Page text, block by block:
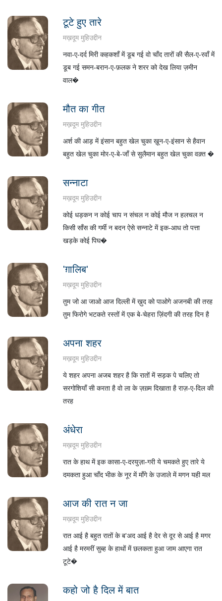
टूटे हुए तारे
मख़दूम मुहिउद्दीन
नवा-ए-दर्द मिरी कहकशाँ में डूब गई वो चाँद तारों की सैल-ए-रवाँ में
डूब गई समन-बरान-ए-फ़लक ने शरर को देख लिया ज़मीन
वाल�
मौत का गीत
मख़दूम मुहिउद्दीन
अर्श की आड़ में इंसान बहुत खेल चुका ख़ून-ए-इंसान से हैवान
बहुत खेल चुका मोर-ए-बे-जाँ से सुलैमान बहुत खेल चुका वक़्त �
सन्नाटा
मख़दूम मुहिउद्दीन
कोई धड़कन न कोई चाप न संचल न कोई मौज न हलचल न
किसी साँस की गर्मी न बदन ऐसे सन्नाटे में इक-आध तो पत्ता
खड़के कोई पिघ�
'ग़ालिब'
मख़दूम मुहिउद्दीन
तुम जो आ जाओ आज दिल्ली में ख़ुद को पाओगे अजनबी की तरह
तुम फिरोगे भटकते रस्तों में एक बे-चेहरा ज़िंदगी की तरह दिन है
अपना शहर
मख़दूम मुहिउद्दीन
ये शहर अपना अजब शहर है कि रातों में सड़क पे चलिए तो
सरगोशियाँ सी करता है वो ला के ज़ख़्म दिखाता है राज़-ए-दिल की
तरह
अंधेरा
मख़दूम मुहिउद्दीन
रात के हाथ में इक कासा-ए-दरयुज़ा-गरी ये चमकते हुए तारे ये
दमकता हुआ चाँद भीक के नूर में माँगे के उजाले में मगन यही मल
आज की रात न जा
मख़दूम मुहिउद्दीन
रात आई है बहुत रातों के ब'अद आई है देर से दूर से आई है मगर
आई है मरमरीं सुब्ह के हाथों में छलकता हुआ जाम आएगा रात
टूटे�
कहो जो है दिल में बात